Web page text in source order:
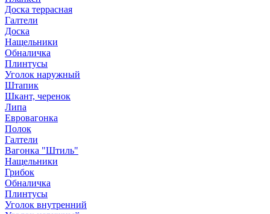
Доска террасная
Галтели
Доска
Нащельники
Обналичка
Плинтусы
Уголок наружный
Штапик
Шкант, черенок
Липа
Евровагонка
Полок
Галтели
Вагонка "Штиль"
Нащельники
Грибок
Обналичка
Плинтусы
Уголок внутренний